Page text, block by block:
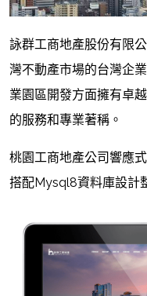
詠群工商地產股份有限
灣不動產市場的台灣企
業園區開發方面擁有卓
的服務和專業著稱。
桃園工商地產公司響應
搭配Mysql8資料庫設計